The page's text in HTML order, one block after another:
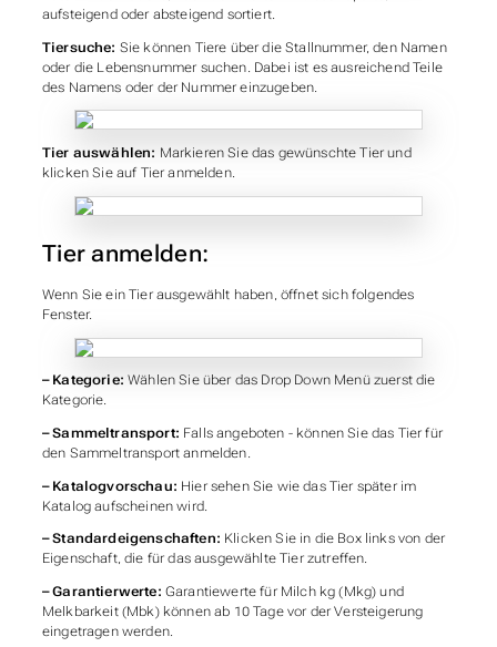
aufsteigend oder absteigend sortiert.
Tiersuche: Sie können Tiere über die Stallnummer, den Namen
oder die Lebensnummer suchen. Dabei ist es ausreichend Teile
des Namens oder der Nummer einzugeben.
Tier auswählen: Markieren Sie das gewünschte Tier und
klicken Sie auf Tier anmelden.
Tier anmelden:
Wenn Sie ein Tier ausgewählt haben, öffnet sich folgendes
Fenster.
– Kategorie: Wählen Sie über das Drop Down Menü zuerst die
Kategorie.
– Sammeltransport: Falls angeboten - können Sie das Tier für
den Sammeltransport anmelden.
– Katalogvorschau: Hier sehen Sie wie das Tier später im
Katalog aufscheinen wird.
– Standardeigenschaften: Klicken Sie in die Box links von der
Eigenschaft, die für das ausgewählte Tier zutreffen.
– Garantierwerte: Garantiewerte für Milch kg (Mkg) und
Melkbarkeit (Mbk) können ab 10 Tage vor der Versteigerung
eingetragen werden.